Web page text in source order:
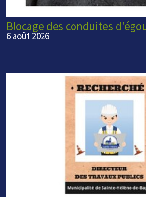
Blocage des conduites
6 août 2026